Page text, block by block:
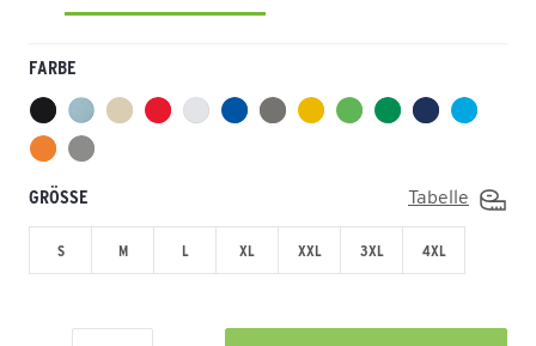
FARBE
GRÖSSE Tabelle
S M L XL XXL 3XL 4XL